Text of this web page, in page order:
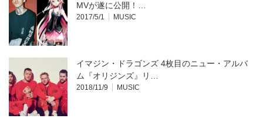
MVが遂に公開！…
2017/5/1 MUSIC
イマジン・ドラゴンズ 4枚目のニュー・アルバ
ム『オリジンズ』リ…
2018/11/9 MUSIC